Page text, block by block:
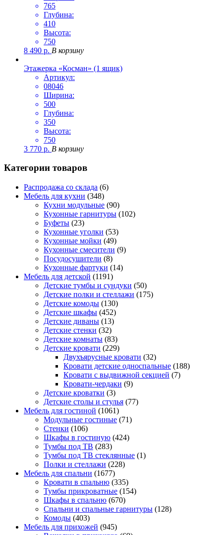
765
Глубина:
410
Высота:
750
8 490 р. В корзину
Этажерка «Косман» (1 ящик)
Артикул:
08046
Ширина:
500
Глубина:
350
Высота:
750
3 770 р. В корзину
Категории товаров
Распродажа со склада (6)
Мебель для кухни (348)
Кухни модульные (90)
Кухонные гарнитуры (102)
Буфеты (23)
Кухонные уголки (53)
Кухонные мойки (49)
Кухонные смесители (9)
Посудосушители (8)
Кухонные фартуки (14)
Мебель для детской (1191)
Детские тумбы и сундуки (50)
Детские полки и стеллажи (175)
Детские комоды (130)
Детские шкафы (452)
Детские диваны (13)
Детские стенки (32)
Детские комнаты (83)
Детские кровати (229)
Двухъярусные кровати (32)
Кровати детские односпальные (188)
Кровати с выдвижной секцией (7)
Кровати-чердаки (9)
Детские кроватки (3)
Детские столы и стулья (77)
Мебель для гостиной (1061)
Модульные гостиные (71)
Стенки (106)
Шкафы в гостиную (424)
Тумбы под ТВ (283)
Тумбы под ТВ стеклянные (1)
Полки и стеллажи (228)
Мебель для спальни (1677)
Кровати в спальню (335)
Тумбы прикроватные (154)
Шкафы в спальню (670)
Спальни и спальные гарнитуры (128)
Комоды (403)
Мебель для прихожей (945)